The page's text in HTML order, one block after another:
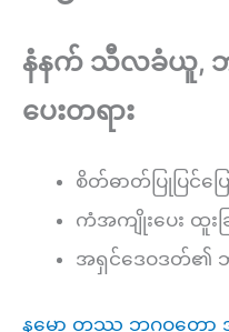
နံနက် သီလခံယူ,
ပေးတရား
စိတ်ဓာတ်ပြုပြင်ပြ
ကံအကျိုးပေး ထူးခ
အရှင်ဒေဝဒတ်၏ ဘ
နမော တဿ ဘဂဝတော အ